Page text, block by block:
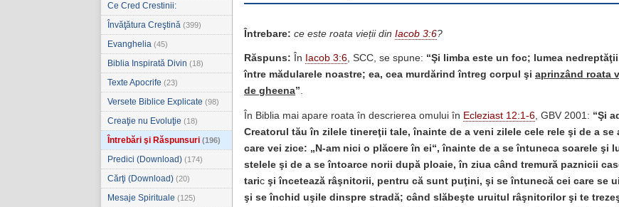
Ce Cred Crestinii:
Învăţătura Creştină (399)
Evanghelia (45)
Biblia Inspirată Divin (18)
Texte Apocrife (23)
Versete Biblice Explicate (98)
Creaţie nu Evoluţie (18)
Întrebări şi Răspunsuri (196)
Predici (Download) (174)
Cărţi (Download) (20)
Mesaje Spirituale (125)
Întrebare: ce este roata vieții din Iacob 3:6?
Răspuns: În Iacob 3:6, SCC, se spune: “Şi limba este un foc; lumea
între mădularele noastre; ea, cea murdărind întreg corpul şi aprinzând roata
de gheena”.
În Biblia mai apare roata în descrierea omului în Ecleziast 12:1-6 , GBV 2001: “Şi
Creatorul tău în zilele tinereţii tale, înainte de a veni zilele cele rele şi de a se
care vei zice: „N-am nici o plăcere în ei“, înainte de a se întuneca soarele şi
stelele şi de a se întoarce norii după ploaie, în ziua când tremură paznicii
taric şi încetează râşnitorii, pentru că sunt puţini, şi se întunecă cei care se
şi se închid uşile dinspre stradă; când slăbeşte uruitul râşnitorilor şi te